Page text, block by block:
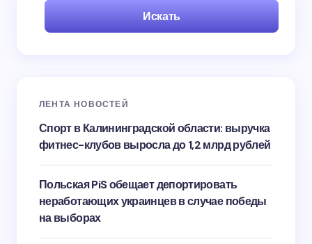
Искать
ЛЕНТА НОВОСТЕЙ
Спорт в Калининградской области: выручка
фитнес-клубов выросла до 1,2 млрд рублей
Польская PiS обещает депортировать
неработающих украинцев в случае победы
на выборах